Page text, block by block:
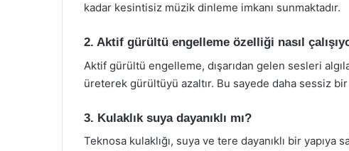
kadar kesintisiz müzik dinleme imkanı sunmaktadır.
2. Aktif gürültü engelleme özelliği nasıl
Aktif gürültü engelleme, dışarıdan gelen sesleri
üreterek gürültüyü azaltır. Bu sayede daha sessiz
3. Kulaklık suya dayanıklı mı?
Teknosa kulaklığı, suya ve tere dayanıklı bir